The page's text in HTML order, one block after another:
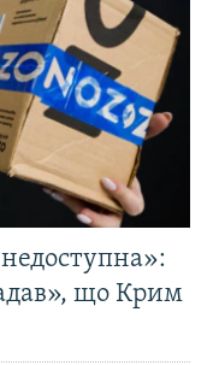
недоступна»:
що Крим